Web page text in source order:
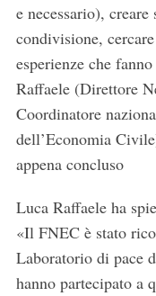
e necessario),
condivisione,
esperienze che
Raffaele (Direttore
Coordinatore
dell’Economia
appena concluso
Luca Raffaele ha
«Il FNEC è stato
Laboratorio di pace
hanno partecipato a